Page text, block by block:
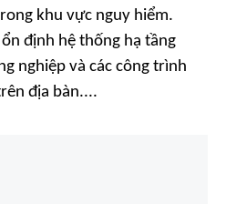
khu vực nguy hiểm.
định hệ thống hạ tầng
nghiệp và các công trình
địa bàn....